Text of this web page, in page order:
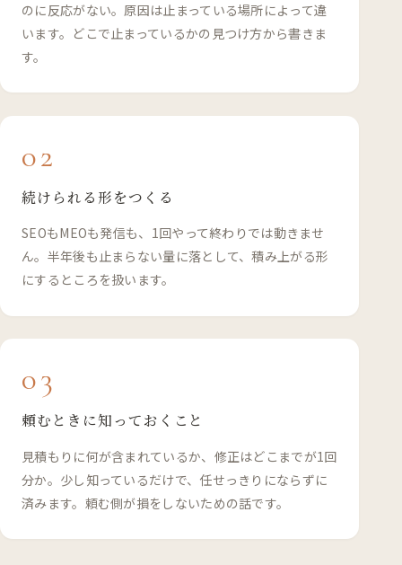
のに反応がない。原因は止まっている場所によって違
います。どこで止まっているかの見つけ方から書きま
す。
02
続けられる形をつくる
SEOもMEOも発信も、1回やって終わりでは動きませ
ん。半年後も止まらない量に落として、積み上がる形
にするところを扱います。
03
頼むときに知っておくこと
見積もりに何が含まれているか、修正はどこまでが1回
分か。少し知っているだけで、任せっきりにならずに
済みます。頼む側が損をしないための話です。